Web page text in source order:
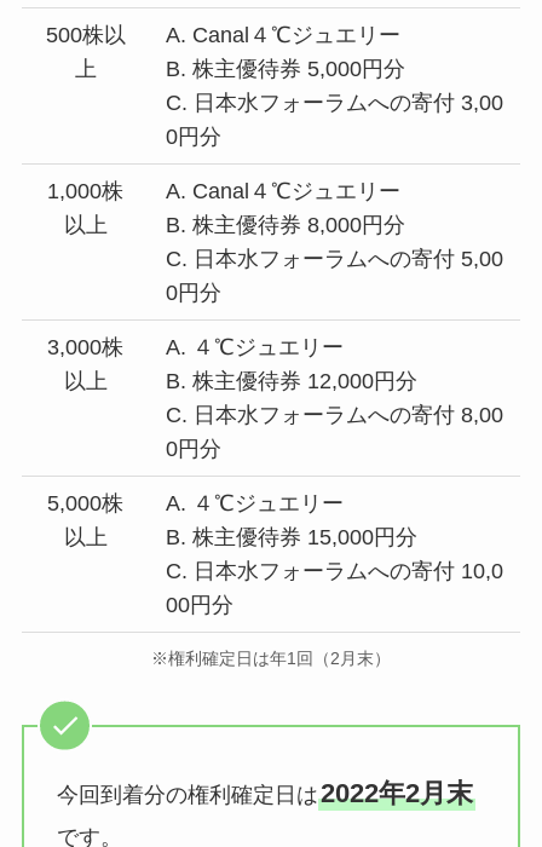
500株以
上
A. Canal４℃ジュエリー
B. 株主優待券 5,000円分
C. 日本水フォーラムへの寄付 3,00
0円分
1,000株
以上
A. Canal４℃ジュエリー
B. 株主優待券 8,000円分
C. 日本水フォーラムへの寄付 5,00
0円分
3,000株
以上
A. ４℃ジュエリー
B. 株主優待券 12,000円分
C. 日本水フォーラムへの寄付 8,00
0円分
5,000株
以上
A. ４℃ジュエリー
B. 株主優待券 15,000円分
C. 日本水フォーラムへの寄付 10,0
00円分
※権利確定日は年1回（2月末）
今回到着分の権利確定日は2022年2月末
です。